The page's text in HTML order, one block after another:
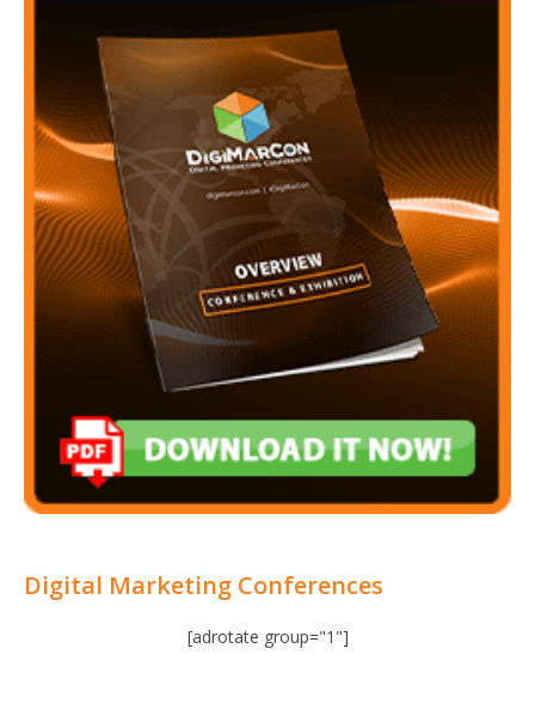
Digital Marketing Conferences
[adrotate group="1"]